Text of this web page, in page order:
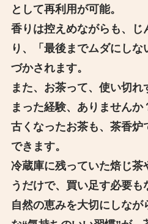
として再利用が可能。
香りは控えめながらも、じ
り、「最後までムダにし
づかされます。
また、お茶って、使い切れ
まった経験、ありませんか
古くなったお茶も、茶香炉
できます。
冷蔵庫に残っていた焙じ茶
うだけで、買い足す必要も
自然の恵みを大切にしな